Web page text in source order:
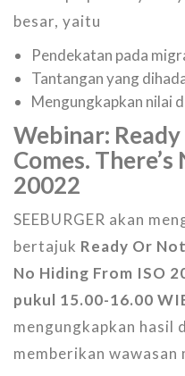
besar, yaitu
Pendekatan pada
Tantangan yang
Mengungkapkan nilai
Webinar:
Comes.
20022
SEEBURGER akan
bertajuk Ready Or
No Hiding From ISO
pukul 15.00-16.00
mengungkapkan hasil
memberikan wawasan